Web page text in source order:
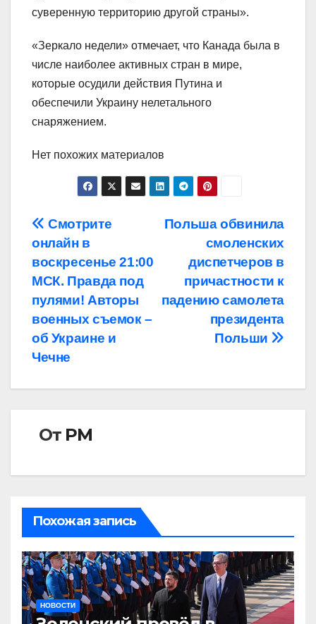
суверенную территорию другой страны».
«Зеркало недели» отмечает, что Канада была в
числе наиболее активных стран в мире,
которые осудили действия Путина и
обеспечили Украину нелетального
снаряжением.
Нет похожих материалов
Навигация
по
записям
Польша обвинила
смоленских
диспетчеров в
причастности к
падению самолета
президента
Польши
Смотрите
онлайн в
воскресенье 21:00
МСК. Правда под
пулями! Авторы
военных съемок –
об Украине и
Чечне
От РМ
Похожая запись
НОВОСТИ